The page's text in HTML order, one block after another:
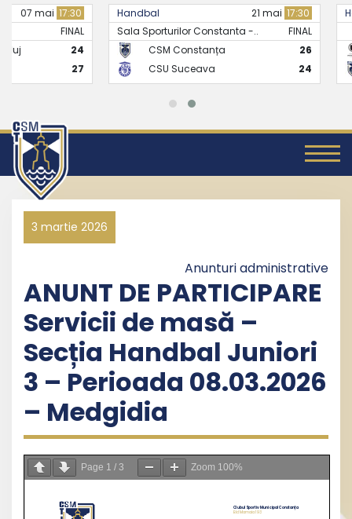
Handbal 21 mai
Sala Sporturilor Constanta -..
FINAL
CSM Constanța
26
CSU Suceava
24
Handbal
CS
CSM
3 martie 2026
Anunturi administrative
ANUNT DE PARTICIPARE
Servicii de masă –
Secția Handbal Juniori
3 – Perioada 08.03.2026
– Medgidia
Page 1 / 3 Zoom 100%